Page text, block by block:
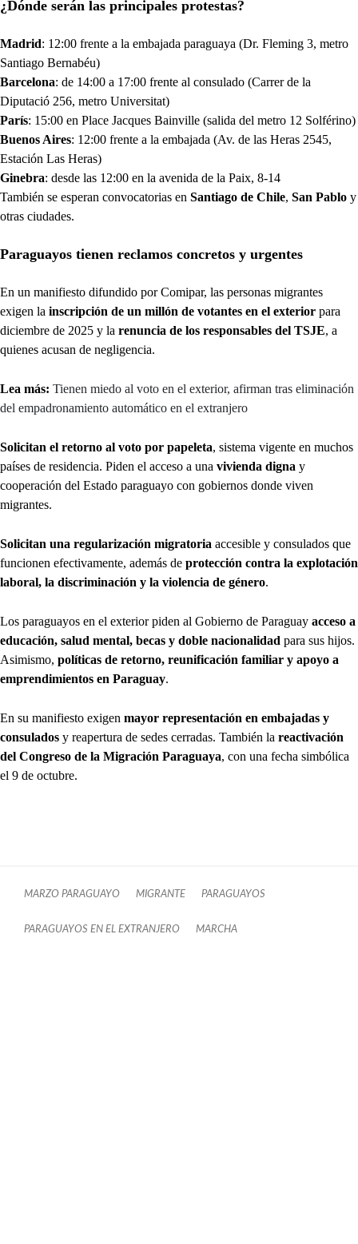
¿Dónde serán las principales protestas?
Madrid: 12:00 frente a la embajada paraguaya (Dr. Fleming 3, metro
Santiago Bernabéu)
Barcelona: de 14:00 a 17:00 frente al consulado (Carrer de la
Diputació 256, metro Universitat)
París: 15:00 en Place Jacques Bainville (salida del metro 12 Solférino)
Buenos Aires: 12:00 frente a la embajada (Av. de las Heras 2545,
Estación Las Heras)
Ginebra: desde las 12:00 en la avenida de la Paix, 8-14
También se esperan convocatorias en Santiago de Chile, San Pablo y
otras ciudades.
Paraguayos tienen reclamos concretos y urgentes
En un manifiesto difundido por Comipar, las personas migrantes
exigen la inscripción de un millón de votantes en el exterior para
diciembre de 2025 y la renuncia de los responsables del TSJE, a
quienes acusan de negligencia.
Lea más: Tienen miedo al voto en el exterior, afirman tras eliminación
del empadronamiento automático en el extranjero
Solicitan el retorno al voto por papeleta, sistema vigente en muchos
países de residencia. Piden el acceso a una vivienda digna y
cooperación del Estado paraguayo con gobiernos donde viven
migrantes.
Solicitan una regularización migratoria accesible y consulados que
funcionen efectivamente, además de protección contra la explotación
laboral, la discriminación y la violencia de género.
Los paraguayos en el exterior piden al Gobierno de Paraguay acceso a
educación, salud mental, becas y doble nacionalidad para sus hijos.
Asimismo, políticas de retorno, reunificación familiar y apoyo a
emprendimientos en Paraguay.
En su manifiesto exigen mayor representación en embajadas y
consulados y reapertura de sedes cerradas. También la reactivación
del Congreso de la Migración Paraguaya, con una fecha simbólica
el 9 de octubre.
MARZO PARAGUAYO MIGRANTE PARAGUAYOS
PARAGUAYOS EN EL EXTRANJERO MARCHA